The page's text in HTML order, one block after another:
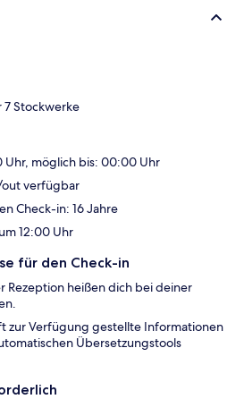
7 Stockwerke
Uhr, möglich bis: 00:00 Uhr
verfügbar
Check-in: 16 Jahre
12:00 Uhr
für den Check-in
Rezeption heißen dich bei deiner
zur Verfügung gestellte Informationen
Übersetzungstools